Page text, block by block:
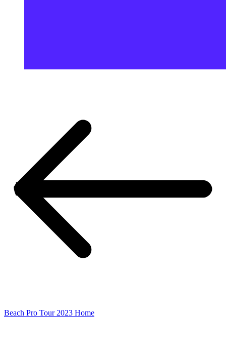
Beach Pro Tour 2023 Home